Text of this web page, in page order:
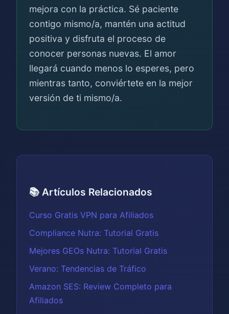
mejora con la práctica. Sé paciente
contigo mismo/a, mantén una actitud
positiva y disfruta el proceso de
conocer personas nuevas. El amor
llegará cuando menos lo esperes, pero
mientras tanto, conviértete en la mejor
versión de ti mismo/a.
📚 Artículos Relacionados
Curso Gratis VPN para Afiliados
Compliance Nutra: Tutorial Gratis
Mejores GEOs Nutra: Tutorial Gratis
Verano: Tendencias de Tráfico
Amazon SES: Review Completo para
Afiliados